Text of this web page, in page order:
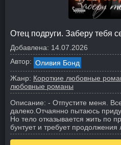
Отец подруги. Заберу тебя
Добавлена: 14.07.2026
Автор: Оливия Бонд
Жанр: Короткие любовные
любовные романы
Описание: - Отпустите меня.
далеко. Отчаянно пытаюсь
Но тело отказывается жить по
бунтует и требует продолжения